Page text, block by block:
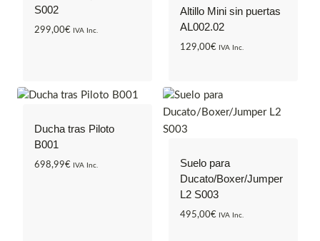
S002
299,00€ IVA Inc.
Altillo Mini sin puertas
AL002.02
129,00€ IVA Inc.
Ducha tras Piloto
B001
698,99€ IVA Inc.
Suelo para
Ducato/Boxer/Jumper
L2 S003
495,00€ IVA Inc.